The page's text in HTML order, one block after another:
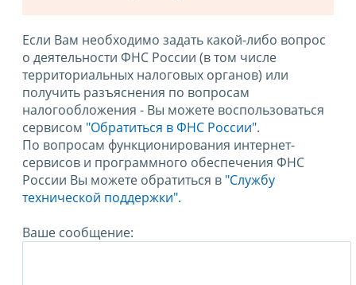
Если Вам необходимо задать какой-либо вопрос
о деятельности ФНС России (в том числе
территориальных налоговых органов) или
получить разъяснения по вопросам
налогообложения - Вы можете воспользоваться
сервисом "Обратиться в ФНС России".
По вопросам функционирования интернет-
сервисов и программного обеспечения ФНС
России Вы можете обратиться в "Службу
технической поддержки".
Ваше сообщение: